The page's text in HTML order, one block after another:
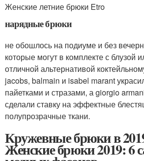
Женские летние брюки Etro
нарядные брюки
не обошлось на подиуме и без
которые могут в комплекте с блузой
отличной альтернативой
jacobs, balmain и isabel marant
пайетками и стразами, а giorgio
сделали ставку на эффектные
полупрозрачные ткани.
Кружевные брюки в
Женские брюки 2019: 6